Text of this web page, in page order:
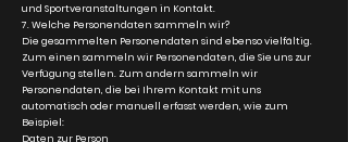
und Sportveranstaltungen in Kontakt.
7. Welche Personendaten sammeln wir?
Die gesammelten Personendaten sind ebenso vielfältig.
Zum einen sammeln wir Personendaten, die Sie uns zur
Verfügung stellen. Zum andern sammeln wir
Personendaten, die bei Ihrem Kontakt mit uns
automatisch oder manuell erfasst werden, wie zum
Beispiel:
Daten zur Person